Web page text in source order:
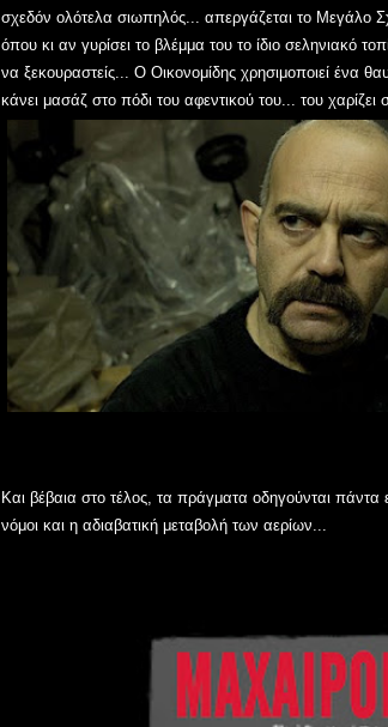
σχεδόν ολότελα σιωπηλός... απεργάζεται το Μεγάλο
όπου κι αν γυρίσει το βλέμμα του το ίδιο σεληνιακό
να ξεκουραστείς... Ο Οικονομίδης χρησιμοποιεί ένα
κάνει μασάζ στο πόδι του αφεντικού του... του χαρίζει
Και βέβαια στο τέλος, τα πράγματα οδηγούνται
νόμοι και η αδιαβατική μεταβολή των αερίων...